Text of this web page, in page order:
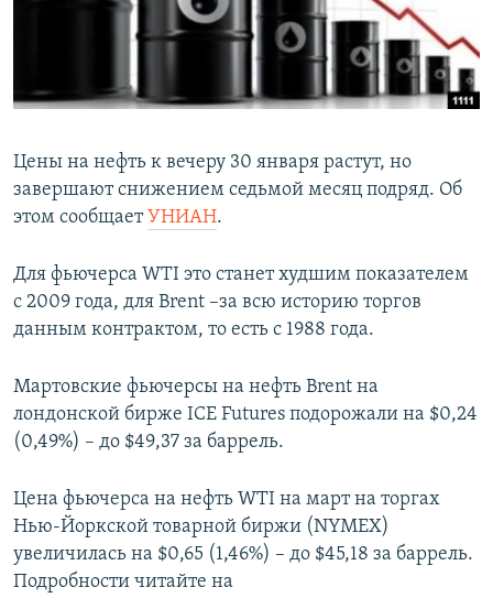
ПОБЕДИТЕЛЕЙ НЕ СУДЯТ?
ELIFBE
ПРИСОЕДИНЯЙТЕСЬ!
Все сайты RFE/RL
Цены на нефть к вечеру 30 января растут, но
завершают снижением седьмой месяц подряд. Об
этом сообщает УНИАН.
Для фьючерса WTI это станет худшим показателем
с 2009 года, для Brent –за всю историю торгов
данным контрактом, то есть с 1988 года.
Мартовские фьючерсы на нефть Brent на
лондонской бирже ICE Futures подорожали на $0,24
(0,49%) – до $49,37 за баррель.
Цена фьючерса на нефть WTI на март на торгах
Нью-Йоркской товарной биржи (NYMEX)
увеличилась на $0,65 (1,46%) – до $45,18 за баррель.
Подробности читайте на